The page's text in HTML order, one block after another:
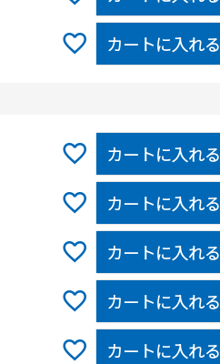
カートに入れる
カートに入れる
カートに入れる
カートに入れる
カートに入れる
カートに入れる